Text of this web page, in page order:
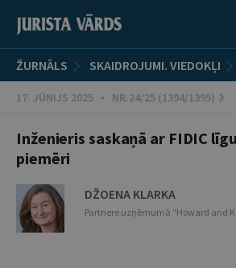
ŽURNĀLS SKAIDROJUMI. VIEDOKĻI
17. JŪNIJS 2025 • NR.24/25 (1394/1395)
Inženieris saskaņā ar FIDIC
piemēri
DŽOENA KLARKA
Partnere uzņēmumā “Howard and